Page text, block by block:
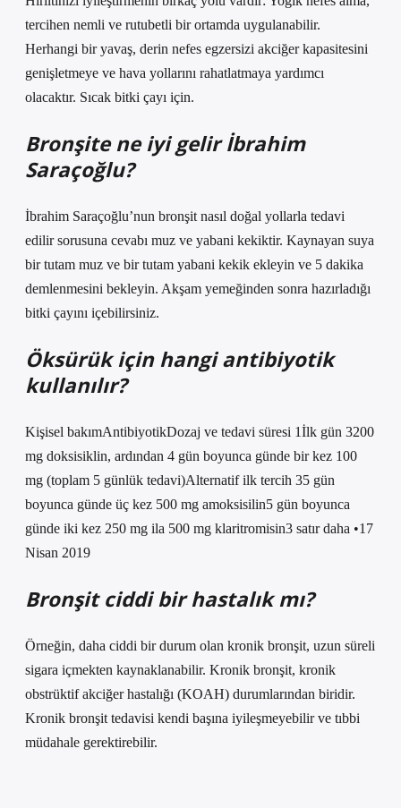
tercihen nemli ve rutubetli bir ortamda uygulanabilir.
Herhangi bir yavaş, derin nefes egzersizi akciğer kapasitesini
genişletmeye ve hava yollarını rahatlatmaya yardımcı
olacaktır. Sıcak bitki çayı için.
Bronşite ne iyi gelir İbrahim
Saraçoğlu?
İbrahim Saraçoğlu’nun bronşit nasıl doğal yollarla tedavi
edilir sorusuna cevabı muz ve yabani kekiktir. Kaynayan suya
bir tutam muz ve bir tutam yabani kekik ekleyin ve 5 dakika
demlenmesini bekleyin. Akşam yemeğinden sonra hazırladığı
bitki çayını içebilirsiniz.
Öksürük için hangi antibiyotik
kullanılır?
Kişisel bakımAntibiyotikDozaj ve tedavi süresi 1İlk gün 3200
mg doksisiklin, ardından 4 gün boyunca günde bir kez 100
mg (toplam 5 günlük tedavi)Alternatif ilk tercih 35 gün
boyunca günde üç kez 500 mg amoksisilin5 gün boyunca
günde iki kez 250 mg ila 500 mg klaritromisin3 satır daha •17
Nisan 2019
Bronşit ciddi bir hastalık mı?
Örneğin, daha ciddi bir durum olan kronik bronşit, uzun süreli
sigara içmekten kaynaklanabilir. Kronik bronşit, kronik
obstrüktif akciğer hastalığı (KOAH) durumlarından biridir.
Kronik bronşit tedavisi kendi başına iyileşmeyebilir ve tıbbi
müdahale gerektirebilir.